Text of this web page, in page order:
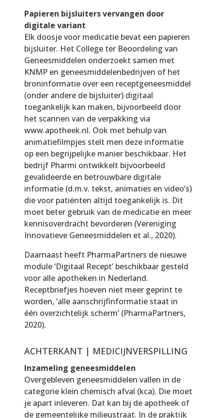
Papieren bijsluiters vervangen door
digitale variant
Elk doosje voor medicatie bevat een papieren
bijsluiter. Het College ter Beoordeling van
Geneesmiddelen onderzoekt samen met
KNMP en geneesmiddelenbedrijven of het
broninformatie over een receptgeneesmiddel
(onder andere de bijsluiter) digitaal
toegankelijk kan maken, bijvoorbeeld door
het scannen van de verpakking via
www.apotheek.nl. Ook met behulp van
animatiefilmpjes stelt men deze informatie
op een begrijpelijke manier beschikbaar. Het
bedrijf Pharmi ontwikkelt bijvoorbeeld
gevalideerde en betrouwbare digitale
informatie (d.m.v. tekst, animaties en video’s)
die voor patiënten altijd toegankelijk is. Dit
moet beter gebruik van de medicatie en meer
kennisoverdracht bevorderen (Vereniging
Innovatieve Geneesmiddelen et al., 2020).
Daarnaast heeft PharmaPartners de nieuwe
module ‘Digitaal Recept’ beschikbaar gesteld
voor alle apotheken in Nederland.
Receptbriefjes hoeven niet meer geprint te
worden, ‘alle aanschrijfinformatie staat in
één overzichtelijk scherm’ (PharmaPartners,
2020).
ACHTERKANT | MEDICIJNVERSPILLING
Inzameling geneesmiddelen
Overgebleven geneesmiddelen vallen in de
categorie klein chemisch afval (kca). Die moet
je apart inleveren. Dat kan bij de apotheek of
de gemeentelijke milieustraat. In de praktijk